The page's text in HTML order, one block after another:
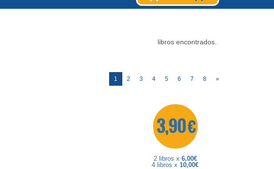
libros encontrados.
1 (current)
2 3 4 5 6 7 8 »
3,90 €
2 libros x 6,00€
4 libros x 10,00€